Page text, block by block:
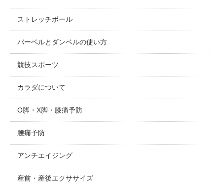
ストレッチポール
バーベルとダンベルの使い方
競技スポーツ
カラダについて
O脚・X脚・膝痛予防
腰痛予防
アンチエイジング
産前・産後エクササイズ